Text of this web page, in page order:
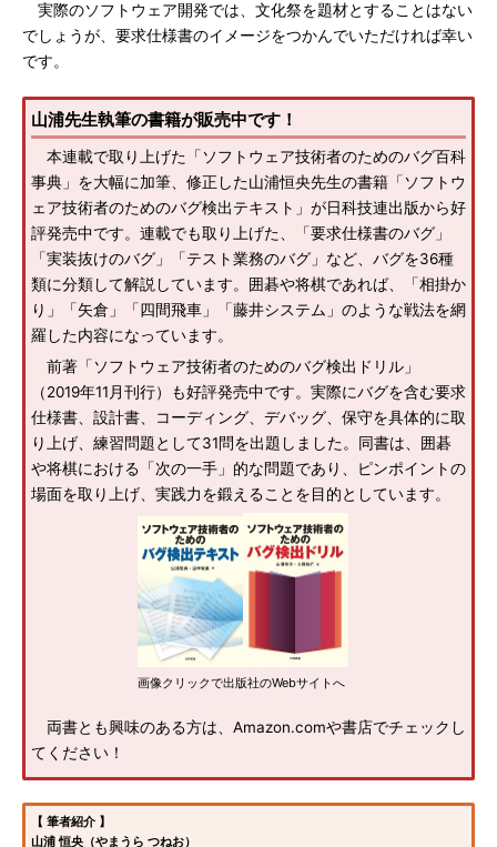
実際のソフトウェア開発では、文化祭を題材とすることはない
でしょうが、要求仕様書のイメージをつかんでいただければ幸い
です。
山浦先生執筆の書籍が販売中です！
本連載で取り上げた「ソフトウェア技術者のためのバグ百科
事典」を大幅に加筆、修正した山浦恒央先生の書籍「ソフトウ
ェア技術者のためのバグ検出テキスト」が日科技連出版から好
評発売中です。連載でも取り上げた、「要求仕様書のバグ」
「実装抜けのバグ」「テスト業務のバグ」など、バグを36種
類に分類して解説しています。囲碁や将棋であれば、「相掛か
り」「矢倉」「四間飛車」「藤井システム」のような戦法を網
羅した内容になっています。
前著「ソフトウェア技術者のためのバグ検出ドリル」
（2019年11月刊行）も好評発売中です。実際にバグを含む要求
仕様書、設計書、コーディング、デバッグ、保守を具体的に取
り上げ、練習問題として31問を出題しました。同書は、囲碁
や将棋における「次の一手」的な問題であり、ピンポイントの
場面を取り上げ、実践力を鍛えることを目的としています。
画像クリックで出版社のWebサイトへ
両書とも興味のある方は、Amazon.comや書店でチェックし
てください！
【 筆者紹介 】
山浦 恒央（やまうら つねお）